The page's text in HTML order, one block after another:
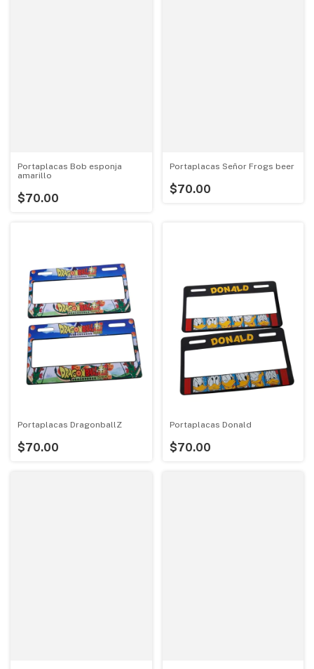
Portaplacas Bob esponja
amarillo
$70.00
Portaplacas Señor Frogs beer
$70.00
Portaplacas DragonballZ
$70.00
Portaplacas Donald
$70.00